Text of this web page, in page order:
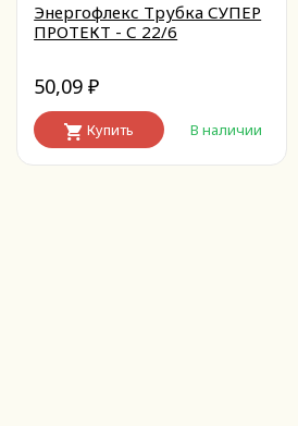
Энергофлекс Трубка СУПЕР
ПРОТЕКТ - С 22/6
50,09₽
Купить В наличии